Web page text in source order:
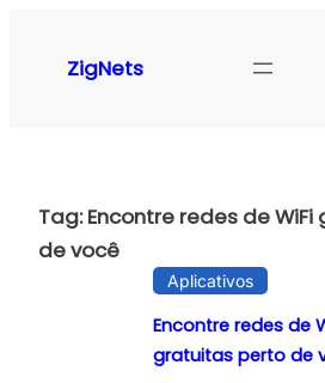
ZigNets
Tag:Encontre redes de
de você
Aplicativos
Encontre redes de
gratuitas perto de